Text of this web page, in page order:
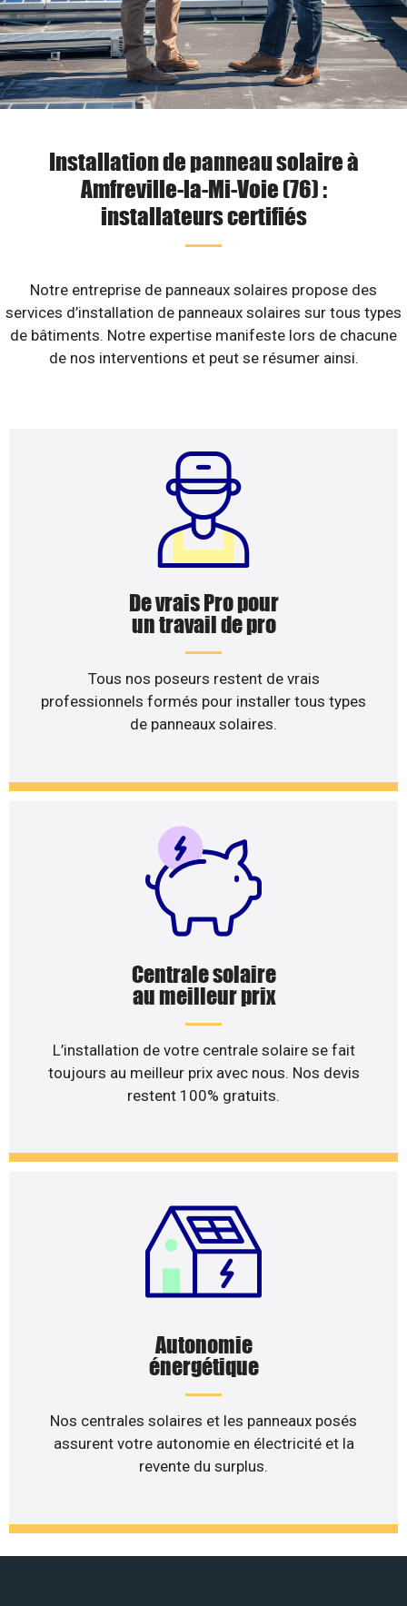
Installation de panneau solaire à
Amfreville-la-Mi-Voie (76) :
installateurs certifiés
Notre entreprise de panneaux solaires propose des
services d’installation de panneaux solaires sur tous types
de bâtiments. Notre expertise manifeste lors de chacune
de nos interventions et peut se résumer ainsi.
De vrais Pro pour
un travail de pro
Tous nos poseurs restent de vrais
professionnels formés pour installer tous types
de panneaux solaires.
Centrale solaire
au meilleur prix
L’installation de votre centrale solaire se fait
toujours au meilleur prix avec nous. Nos devis
restent 100% gratuits.
Autonomie
énergétique
Nos centrales solaires et les panneaux posés
assurent votre autonomie en électricité et la
revente du surplus.